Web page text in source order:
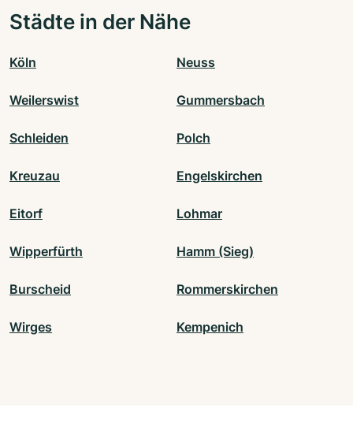
Städte in der Nähe
Köln Neuss
Weilerswist Gummersbach
Schleiden Polch
Kreuzau Engelskirchen
Eitorf Lohmar
Wipperfürth Hamm (Sieg)
Burscheid Rommerskirchen
Wirges Kempenich